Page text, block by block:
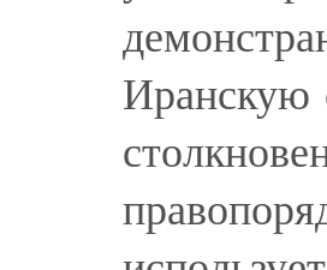
Иранскую